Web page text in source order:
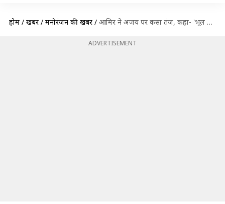
होम / खबरें / मनोरंजन की खबरें / आमिर ने अजय पर कसा तंज, कहा- 'भूल भुलैया 3' से टक्कर लेकर गलती कर दी
ADVERTISEMENT